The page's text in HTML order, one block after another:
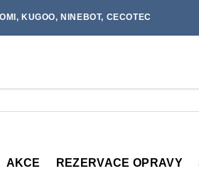
KUGOO, NINEBOT, CECOTEC
AKCE REZERVACE OPRAVY